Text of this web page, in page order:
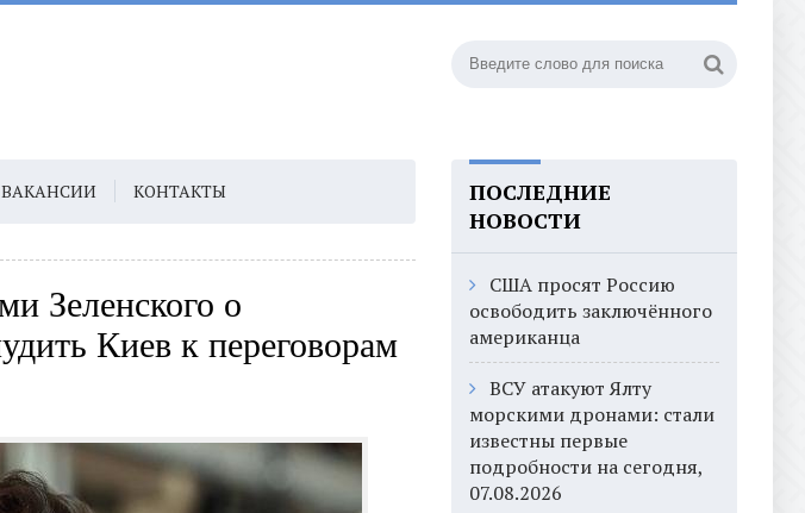
ВАКАНСИИ КОНТАКТЫ
Зеленского о
Киев к переговорам
ПОСЛЕДНИЕ
НОВОСТИ
США просят Россию
освободить заключённого
американца
ВСУ атакуют Ялту
морскими дронами: стали
известны первые
подробности на сегодня,
07.08.2026